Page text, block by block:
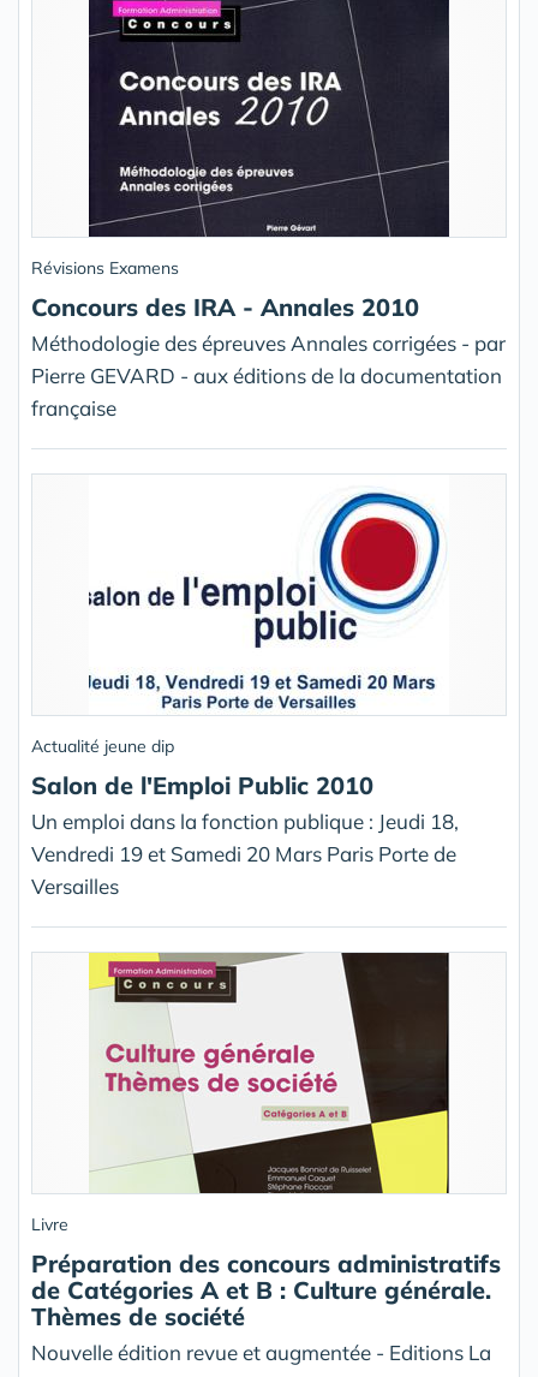
Révisions Examens
Concours des IRA - Annales 2010
Méthodologie des épreuves Annales corrigées - par
Pierre GEVARD - aux éditions de la documentation
française
Actualité jeune dip
Salon de l'Emploi Public 2010
Un emploi dans la fonction publique : Jeudi 18,
Vendredi 19 et Samedi 20 Mars Paris Porte de
Versailles
Livre
Préparation des concours administratifs
de Catégories A et B : Culture générale.
Thèmes de société
Nouvelle édition revue et augmentée - Editions La